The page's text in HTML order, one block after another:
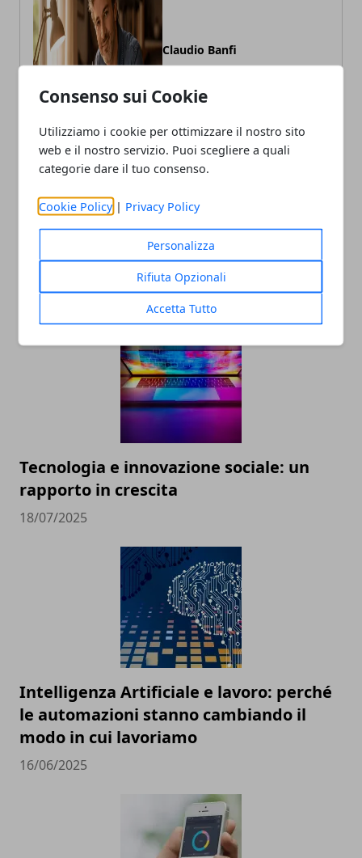
Consenso sui Cookie
Utilizziamo i cookie per ottimizzare il nostro sito
web e il nostro servizio. Puoi scegliere a quali
categorie dare il tuo consenso.
Cookie Policy | Privacy Policy
Personalizza
Rifiuta Opzionali
Accetta Tutto
Claudio Banfi
passione notizie dal mondo della
tecnologia portando in Italia le
ARTICOLI CORRELATI
Tecnologia e innovazione sociale: un
rapporto in crescita
18/07/2025
Intelligenza Artificiale e lavoro: perché
le automazioni stanno cambiando il
modo in cui lavoriamo
16/06/2025